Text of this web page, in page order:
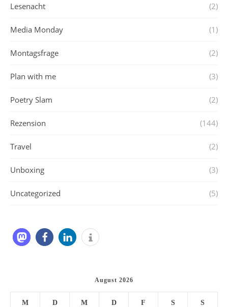
Lesenacht (2)
Media Monday (1)
Montagsfrage (2)
Plan with me (3)
Poetry Slam (2)
Rezension (144)
Travel (2)
Unboxing (3)
Uncategorized (5)
August 2026
M D M D F S S